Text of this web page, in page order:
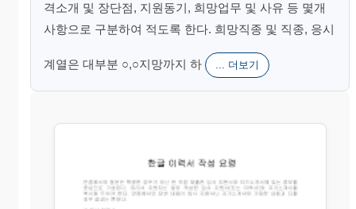
격소개 및 장단점, 지원동기, 희망업무 및 사유 등 몇개
사항으로 구분하여 적도록 한다. 희망직종 및 직종, 응시
계열은 대부분 ○,○지망까지 하 ... 더보기